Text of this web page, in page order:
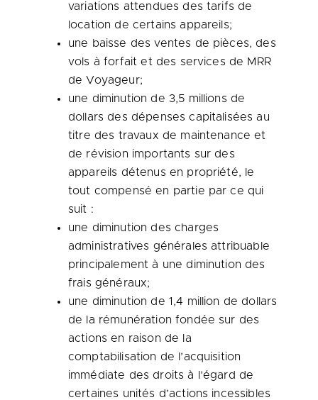
variations attendues des tarifs de
location de certains appareils;
une baisse des ventes de pièces, des
vols à forfait et des services de MRR
de Voyageur;
une diminution de 3,5 millions de
dollars des dépenses capitalisées au
titre des travaux de maintenance et
de révision importants sur des
appareils détenus en propriété, le
tout compensé en partie par ce qui
suit :
une diminution des charges
administratives générales attribuable
principalement à une diminution des
frais généraux;
une diminution de 1,4 million de dollars
de la rémunération fondée sur des
actions en raison de la
comptabilisation de l’acquisition
immédiate des droits à l’égard de
certaines unités d’actions incessibles